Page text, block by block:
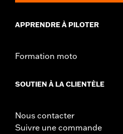
APPRENDRE À PILOTER
Formation moto
SOUTIEN À LA CLIENTÈLE
Nous contacter
Suivre une commande